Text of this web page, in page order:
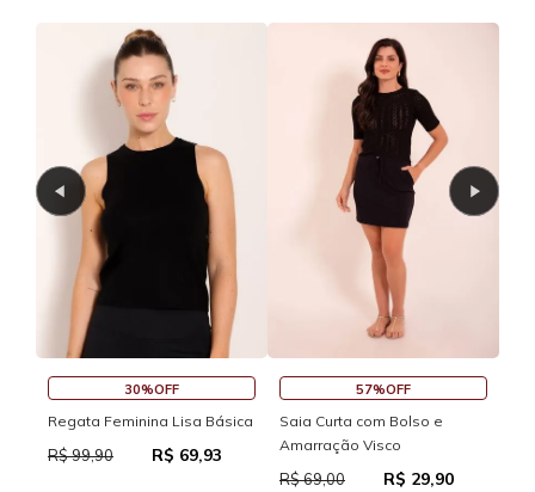
30%OFF
Regata Feminina Lisa Básica
R$ 99,90 R$ 69,93
57%OFF
Saia Curta com Bolso e
Amarração Visco
R$ 69,00 R$ 29,90